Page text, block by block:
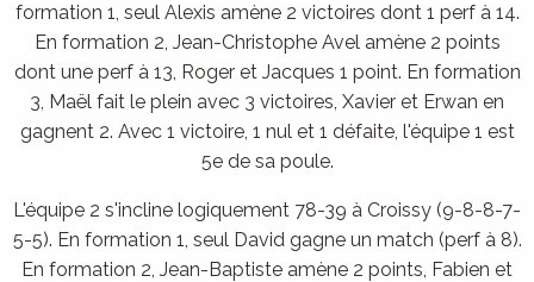
formation 1, seul Alexis amène 2 victoires dont 1 perf à 14.
En formation 2, Jean-Christophe Avel amène 2 points
dont une perf à 13, Roger et Jacques 1 point. En formation
3, Maël fait le plein avec 3 victoires, Xavier et Erwan en
gagnent 2. Avec 1 victoire, 1 nul et 1 défaite, l'équipe 1 est
5e de sa poule.
L'équipe 2 s'incline logiquement 78-39 à Croissy (9-8-8-7-
5-5). En formation 1, seul David gagne un match (perf à 8).
En formation 2, Jean-Baptiste amène 2 points, Fabien et